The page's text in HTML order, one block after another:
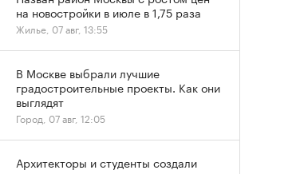
на новостройки в июле в 1,75 раза
Жилье, 07 авг, 13:55
В Москве выбрали лучшие
градостроительные проекты. Как они
выглядят
Город, 07 авг, 12:05
Архитекторы и студенты создали